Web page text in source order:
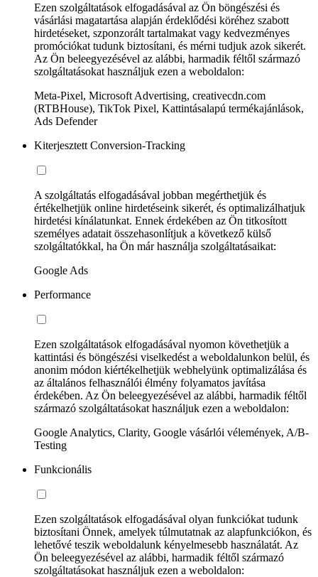
Ezen szolgáltatások elfogadásával az Ön böngészési és
vásárlási magatartása alapján érdeklődési köréhez szabott
hirdetéseket, szponzorált tartalmakat vagy kedvezményes
promóciókat tudunk biztosítani, és mérni tudjuk azok sikerét.
Az Ön beleegyezésével az alábbi, harmadik féltől származó
szolgáltatásokat használjuk ezen a weboldalon:
Meta-Pixel, Microsoft Advertising, creativecdn.com
(RTBHouse), TikTok Pixel, Kattintásalapú termékajánlások,
Ads Defender
Kiterjesztett Conversion-Tracking
A szolgáltatás elfogadásával jobban megérthetjük és
értékelhetjük online hirdetéseink sikerét, és optimalizálhatjuk
hirdetési kínálatunkat. Ennek érdekében az Ön titkosított
személyes adatait összehasonlítjuk a következő külső
szolgáltatókkal, ha Ön már használja szolgáltatásaikat:
Google Ads
Performance
Ezen szolgáltatások elfogadásával nyomon követhetjük a
kattintási és böngészési viselkedést a weboldalunkon belül, és
anonim módon kiértékelhetjük webhelyünk optimalizálása és
az általános felhasználói élmény folyamatos javítása
érdekében. Az Ön beleegyezésével az alábbi, harmadik féltől
származó szolgáltatásokat használjuk ezen a weboldalon:
Google Analytics, Clarity, Google vásárlói vélemények, A/B-
Testing
Funkcionális
Ezen szolgáltatások elfogadásával olyan funkciókat tudunk
biztosítani Önnek, amelyek túlmutatnak az alapfunkciókon, és
lehetővé teszik weboldalunk kényelmesebb használatát. Az
Ön beleegyezésével az alábbi, harmadik féltől származó
szolgáltatásokat használjuk ezen a weboldalon: